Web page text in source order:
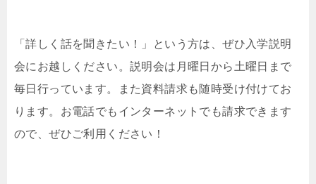
「詳しく話を聞きたい！」という方は、ぜひ入学説明
会にお越しください。説明会は月曜日から土曜日まで
毎日行っています。また資料請求も随時受け付けてお
ります。お電話でもインターネットでも請求できます
ので、ぜひご利用ください！